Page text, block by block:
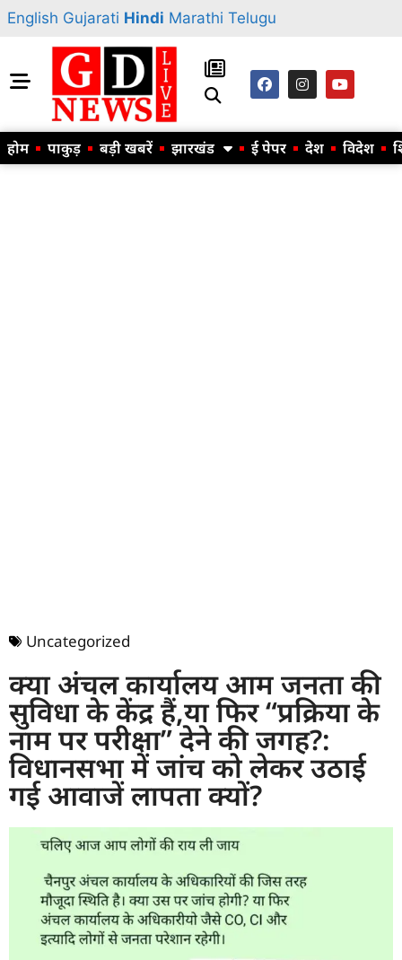
English Gujarati Hindi Marathi Telugu
होम पाकुड़ बड़ी खबरें झारखंड ई पेपर देश विदेश
Uncategorized
क्या अंचल कार्यालय आम जनता की
सुविधा के केंद्र हैं,या फिर “प्रक्रिया के
नाम पर परीक्षा” देने की जगह?:
विधानसभा में जांच को लेकर उठाई
गई आवाजें लापता क्यों?